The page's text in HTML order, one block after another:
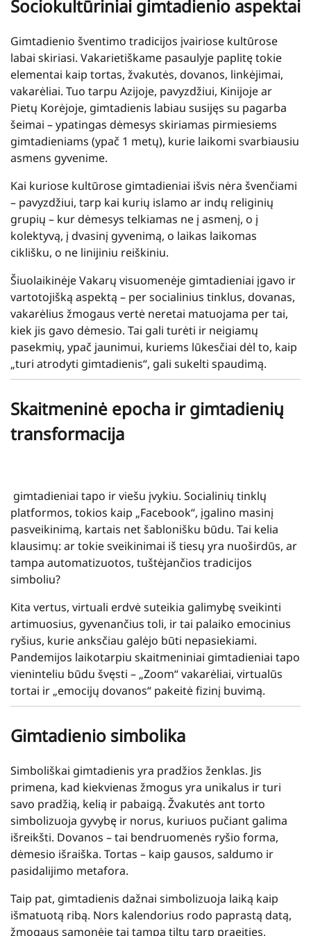
Sociokultūriniai gimtadienio aspektai
Gimtadienio šventimo tradicijos įvairiose kultūrose
labai skiriasi. Vakarietiškame pasaulyje paplitę tokie
elementai kaip tortas, žvakutės, dovanos, linkėjimai,
vakarėliai. Tuo tarpu Azijoje, pavyzdžiui, Kinijoje ar
Pietų Korėjoje, gimtadienis labiau susijęs su pagarba
šeimai – ypatingas dėmesys skiriamas pirmiesiems
gimtadieniams (ypač 1 metų), kurie laikomi svarbiausiu
asmens gyvenime.
Kai kuriose kultūrose gimtadieniai išvis nėra švenčiami
– pavyzdžiui, tarp kai kurių islamo ar indų religinių
grupių – kur dėmesys telkiamas ne į asmenį, o į
kolektyvą, į dvasinį gyvenimą, o laikas laikomas
ciklišku, o ne linijiniu reiškiniu.
Šiuolaikinėje Vakarų visuomenėje gimtadieniai įgavo ir
vartotojišką aspektą – per socialinius tinklus, dovanas,
vakarėlius žmogaus vertė neretai matuojama per tai,
kiek jis gavo dėmesio. Tai gali turėti ir neigiamų
pasekmių, ypač jaunimui, kuriems lūkesčiai dėl to, kaip
„turi atrodyti gimtadienis“, gali sukelti spaudimą.
Skaitmeninė epocha ir gimtadienių
transformacija
gimtadieniai tapo ir viešu įvykiu. Socialinių tinklų
platformos, tokios kaip „Facebook“, įgalino masinį
pasveikinimą, kartais net šablonišku būdu. Tai kelia
klausimų: ar tokie sveikinimai iš tiesų yra nuoširdūs, ar
tampa automatizuotos, tuštėjančios tradicijos
simboliu?
Kita vertus, virtuali erdvė suteikia galimybę sveikinti
artimuosius, gyvenančius toli, ir tai palaiko emocinius
ryšius, kurie anksčiau galėjo būti nepasiekiami.
Pandemijos laikotarpiu skaitmeniniai gimtadieniai tapo
vieninteliu būdu švęsti – „Zoom“ vakarėliai, virtualūs
tortai ir „emocijų dovanos“ pakeitė fizinį buvimą.
Gimtadienio simbolika
Simboliškai gimtadienis yra pradžios ženklas. Jis
primena, kad kiekvienas žmogus yra unikalus ir turi
savo pradžią, kelią ir pabaigą. Žvakutės ant torto
simbolizuoja gyvybę ir norus, kuriuos pučiant galima
išreikšti. Dovanos – tai bendruomenės ryšio forma,
dėmesio išraiška. Tortas – kaip gausos, saldumo ir
pasidalijimo metafora.
Taip pat, gimtadienis dažnai simbolizuoja laiką kaip
išmatuotą ribą. Nors kalendorius rodo paprastą datą,
žmogaus sąmonėje tai tampa tiltu tarp praeities,